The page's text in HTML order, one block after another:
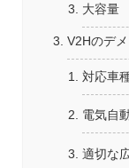
大容量
V2Hのデ
対応車
電気自
適切な